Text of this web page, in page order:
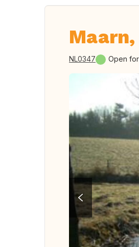
NL0347 Open